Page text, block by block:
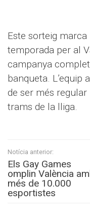
Este sorteig marca
temporada per al
campanya
banqueta. L’equip
de ser més
trams de la lliga.
Notícia anterior:
Els Gay Games
omplin València
més de 10.000
esportistes